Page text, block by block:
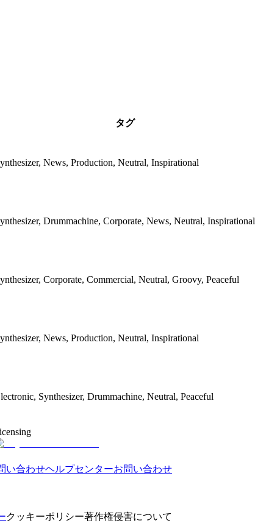
タグ
News, Production, Neutral, Inspirational
Drummachine, Corporate, News, Neutral, Inspirational
Corporate, Commercial, Neutral, Groovy, Peaceful
News, Production, Neutral, Inspirational
Synthesizer, Drummachine, Neutral, Peaceful
い合わせヘルプセンターお問い合わせ
クッキーポリシー著作権侵害について